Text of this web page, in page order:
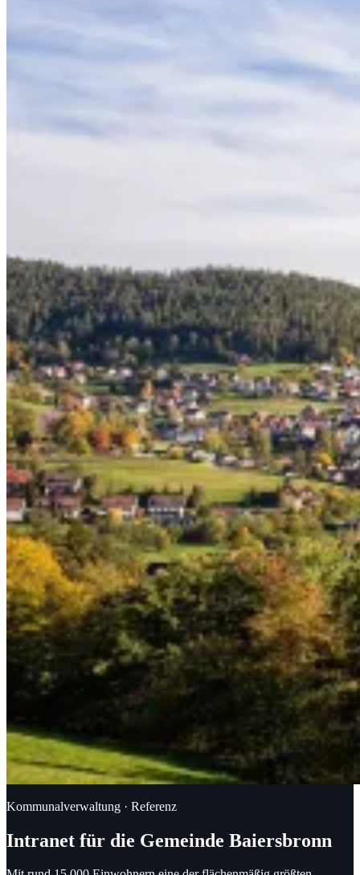
Kommunalverwaltung · Referenz
Intranet für die Gemeinde Baiersbronn